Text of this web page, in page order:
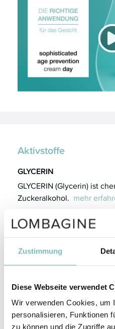
Zustimmung
Diese Webseite verwendet
Wir verwenden Cookies, um
personalisieren, Funktionen
zu können und die Zugriffe
Aktivstoffe
GLYCERIN
GLYCERIN (Glycerin) ist
Zuckeralkohol. mehr
ALOE BARBADENSIS LEAF
der Aloe vera-Blätter,
wirksamer Inhaltsstoffe,
Antioxidantien, Vitamine
mehr erfahren
SQUALANE